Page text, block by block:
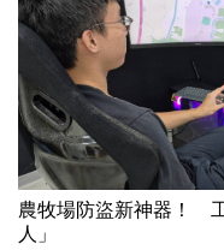
農牧場防盜新神器！
人」